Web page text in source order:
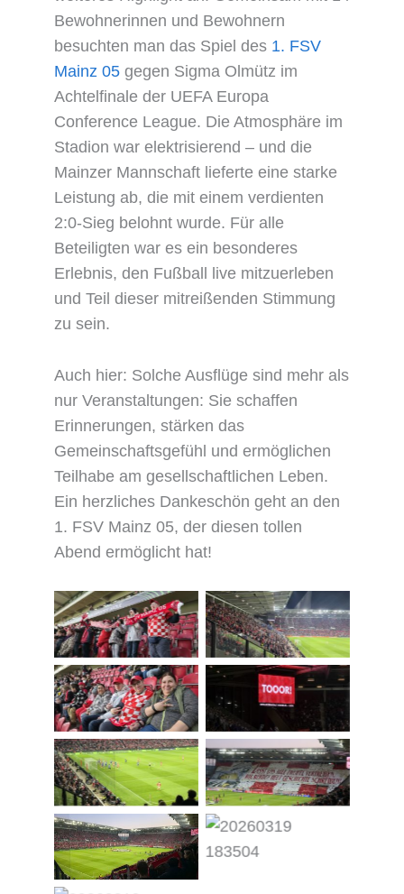
Bewohnerinnen und Bewohnern
besuchten man das Spiel des 1. FSV
Mainz 05gegen Sigma Olmütz im
Achtelfinale der UEFA Europa
Conference League. Die Atmosphäre im
Stadion war elektrisierend – und die
Mainzer Mannschaft lieferte eine starke
Leistung ab, die mit einem verdienten
2:0-Sieg belohnt wurde. Für alle
Beteiligten war es ein besonderes
Erlebnis, den Fußball live mitzuerleben
und Teil dieser mitreißenden Stimmung
zu sein.
Auch hier: Solche Ausflüge sind mehr als
nur Veranstaltungen: Sie schaffen
Erinnerungen, stärken das
Gemeinschaftsgefühl und ermöglichen
Teilhabe am gesellschaftlichen Leben.
Ein herzliches Dankeschön geht an den
1. FSV Mainz 05, der diesen tollen
Abend ermöglicht hat!